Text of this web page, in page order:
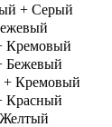
+ Серый
Кремовый
Бежевый
Кремовый
Красный